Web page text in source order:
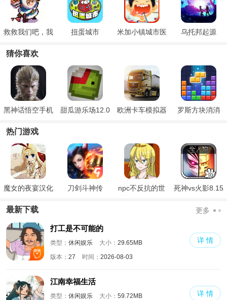
救救我们吧，我
扭蛋城市
米加小镇城市医
乌托邦起源
猜你喜欢
黑神话悟空手机
甜瓜游乐场12.0
欧洲卡车模拟器
罗斯方块消消
热门游戏
魔女的夜宴汉化
刀剑斗神传
npc不反抗的世
死神vs火影8.15
最新下载 更多
打工是不可能的
类型： 休闲娱乐 大小： 29.65MB
版本： 27 时间： 2026-08-03
详 情
江南幸福生活
类型： 休闲娱乐 大小： 59.72MB
详 情